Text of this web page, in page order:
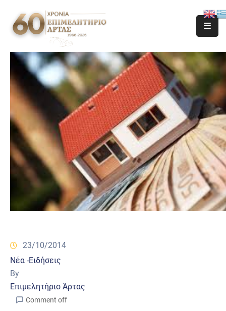
23/10/2014
Νέα -Ειδήσεις
By
Επιμελητήριο Άρτας
Comment off